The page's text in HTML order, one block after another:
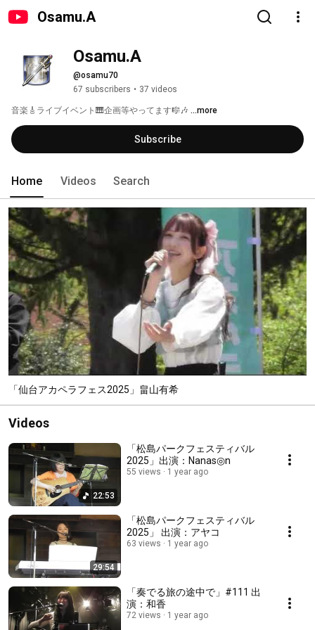
Osamu.A
Osamu.A
@osamu70
67 subscribers • 37 videos
音楽🎸ライブイベント🎹企画等やってます🎼🎶 ...more
Subscribe
Home Videos Search
「仙台アカペラフェス2025」畠山有希
Videos
22:53
「松島パークフェスティバル
2025」出演：Nanas◎n
55 views 1 year ago
29:54
「松島パークフェスティバル
2025」 出演：アヤコ
63 views 1 year ago
「奏でる旅の途中で」#111 出
演：和香
72 views 1 year ago